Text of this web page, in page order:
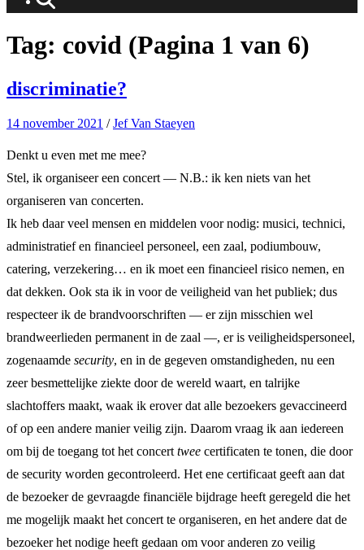
Tag: covid (Pagina 1 van 6)
discriminatie?
14 november 2021 /Jef Van Staeyen
Denkt u even met me mee?
Stel, ik organiseer een concert — N.B.: ik ken niets van het
organiseren van concerten.
Ik heb daar veel mensen en middelen voor nodig: musici, technici,
administratief en financieel personeel, een zaal, podiumbouw,
catering, verzekering… en ik moet een financieel risico nemen, en
dat dekken. Ook sta ik in voor de veiligheid van het publiek; dus
respecteer ik de brandvoorschriften — er zijn misschien wel
brandweerlieden permanent in de zaal —, er is veiligheidspersoneel,
zogenaamde security, en in de gegeven omstandigheden, nu een
zeer besmettelijke ziekte door de wereld waart, en talrijke
slachtoffers maakt, waak ik erover dat alle bezoekers gevaccineerd
of op een andere manier veilig zijn. Daarom vraag ik aan iedereen
om bij de toegang tot het concert twee certificaten te tonen, die door
de security worden gecontroleerd. Het ene certificaat geeft aan dat
de bezoeker de gevraagde financiële bijdrage heeft geregeld die het
me mogelijk maakt het concert te organiseren, en het andere dat de
bezoeker het nodige heeft gedaan om voor anderen zo veilig